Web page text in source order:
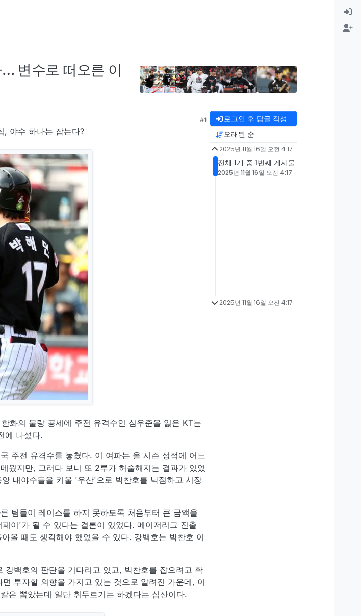
변수로 떠오른 이
#1
, 야수 하나는 잡는다?
화의 물량 공세에 주전 유격수인 심우준을 잃은 KT는
에 나섰다.
주전 유격수를 놓쳤다. 이 여파는 올 시즌 성적에 어느
웠지만, 그러다 보니 또 2루가 허술해지는 결과가 있었
내야수들을 키울 '우산'으로 박찬호를 낙점하고 시장
팀들이 레이스를 하지 못하도록 처음부터 큰 금액을
이'가 될 수 있다는 결론이 있었다. 메이저리그 진출
올 때도 생각해야 했었을 수 있다. 강백호는 박찬호 이
백호의 판단을 기다리고 있고, 박찬호를 잡으려고 확
투자할 의향을 가지고 있는 것으로 알려진 가운데, 이
은 뽑았는데 일단 휘두르기는 하겠다는 심산이다.
로그인 후 답글 작성
오래된 순
2025년 11월 16일 오전 4:17
전체 1개 중 1번째 게시물
2025년 11월 16일 오전 4:17
2025년 11월 16일 오전 4:17